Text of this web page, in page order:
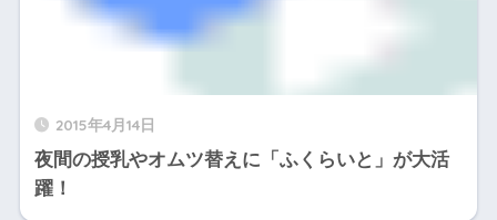
2015年4月14日
夜間の授乳やオムツ替えに「ふくらいと」が大活
躍！